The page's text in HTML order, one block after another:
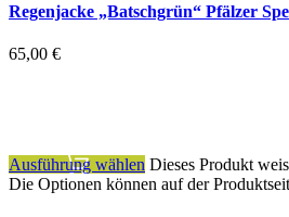
Regenjacke „Batschgrün“ Pfälzer
65,00 €
Ausführung wählen Dieses Produkt
Die Optionen können auf der